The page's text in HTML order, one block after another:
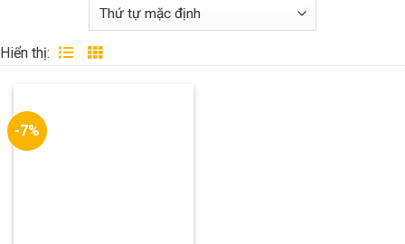
Hiển thị:
-7%